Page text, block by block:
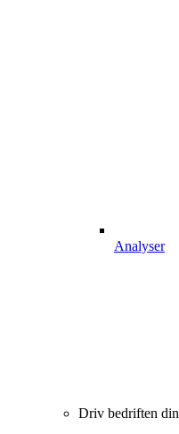
Analyser
Driv bedriften din